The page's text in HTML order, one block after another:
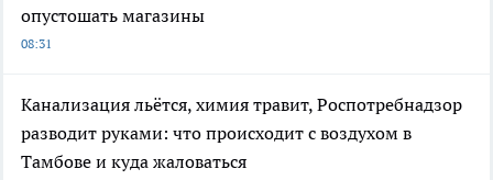
опустошать магазины
08:31
Канализация льётся, химия травит, Роспотребнадзор
разводит руками: что происходит с воздухом в
Тамбове и куда жаловаться